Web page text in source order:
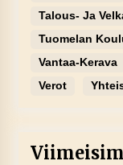
Talous- Ja
Tuomelan
Vantaa-Kerava
Verot